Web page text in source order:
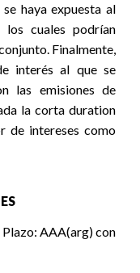
haya expuesta al
cuales podrían
Finalmente,
interés al que se
las emisiones de
la corta duration
de intereses como
AAA(arg) con